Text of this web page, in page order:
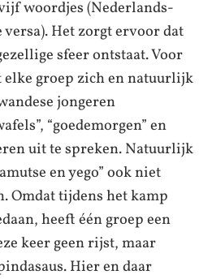
woordjes (Nederlands-
Het zorgt ervoor dat
sfeer ontstaat. Voor
elke groep zich en natuurlijk
jongeren
“goedemorgen” en
uit te spreken. Natuurlijk
en yego” ook niet
Omdat tijdens het kamp
heeft één groep een
keer geen rijst, maar
Hier en daar